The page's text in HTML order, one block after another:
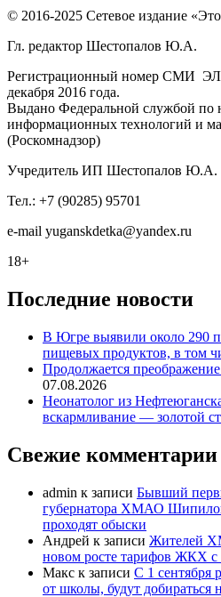
© 2016-2025 Сетевое издание
Гл. редактор Шестопалов Ю.А.
Регистрационный номер СМИ
декабря 2016 года.
Выдано Федеральной службой по
информационных технологий и
(Роскомнадзор)
Учредитель ИП Шестопалов Ю.А.
Тел.: +7 (90285) 95701
e-mail yuganskdetka@yandex.ru
18+
Последние новости
В Югре выявили около 290
пищевых продуктов, в том
Продолжается
07.08.2026
Неонатолог из
вскармливание — золотой
Свежие комментарии
admin к записи Бывший
губернатора ХМАО
проходят обыски
Андрей к записи Жителей
новом росте тарифов ЖКХ с
Макс к записи С 1 сентября
от школы, будут добираться